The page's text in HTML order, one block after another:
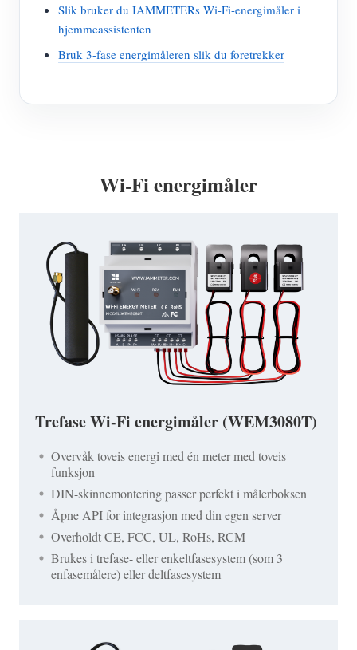
Slik bruker du IAMMETERs Wi-Fi-energimåler i
hjemmeassistenten
Bruk 3-fase energimåleren slik du foretrekker
Wi-Fi energimåler
Trefase Wi-Fi energimåler (WEM3080T)
Overvåk toveis energi med én meter med toveis
funksjon
DIN-skinnemontering passer perfekt i målerboksen
Åpne API for integrasjon med din egen server
Overholdt CE, FCC, UL, RoHs, RCM
Brukes i trefase- eller enkeltfasesystem (som 3
enfasemålere) eller deltfasesystem